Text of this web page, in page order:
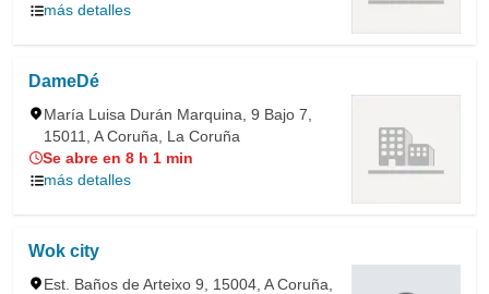
más detalles
DameDé
María Luisa Durán Marquina, 9 Bajo 7,
15011, A Coruña, La Coruña
Se abre en 8 h 1 min
más detalles
Wok city
Est. Baños de Arteixo 9, 15004, A Coruña,